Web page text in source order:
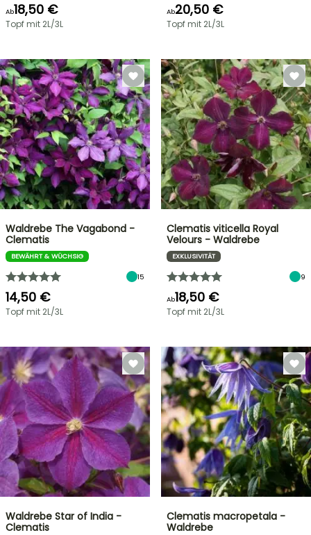
Ab18,50 €
Topf mit 2L/3L
Ab20,50 €
Topf mit 2L/3L
Waldrebe The Vagabond -
Clematis
BEWÄHRT & WÜCHSIG
15
14,50 €
Topf mit 2L/3L
Clematis viticella Royal
Velours - Waldrebe
EXKLUSIVITÄT
9
Ab18,50 €
Topf mit 2L/3L
Waldrebe Star of India -
Clematis
Clematis macropetala -
Waldrebe